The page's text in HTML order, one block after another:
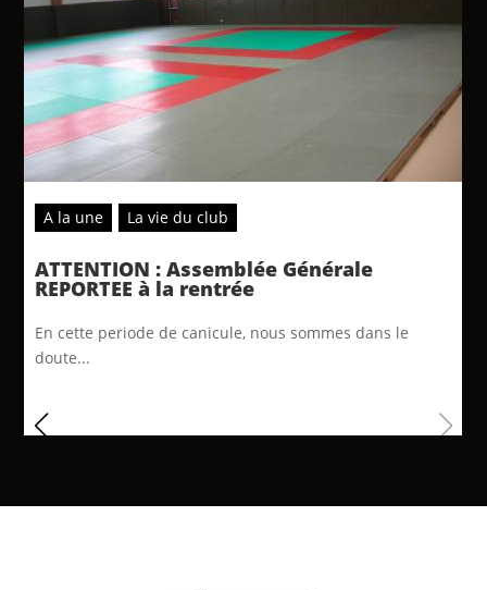
A la une La vie du club
ATTENTION : Assemblée Générale
REPORTEE à la rentrée
En cette periode de canicule, nous sommes dans le
doute...